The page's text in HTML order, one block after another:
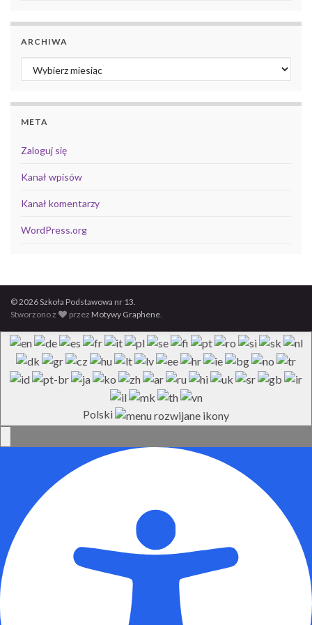
ARCHIWA
Archiwa
META
Zaloguj się
Kanał wpisów
Kanał komentarzy
WordPress.org
© 2026 Szkoła Podstawowa nr 13.
Stworzono z
przez Motywy Graphene
Polski